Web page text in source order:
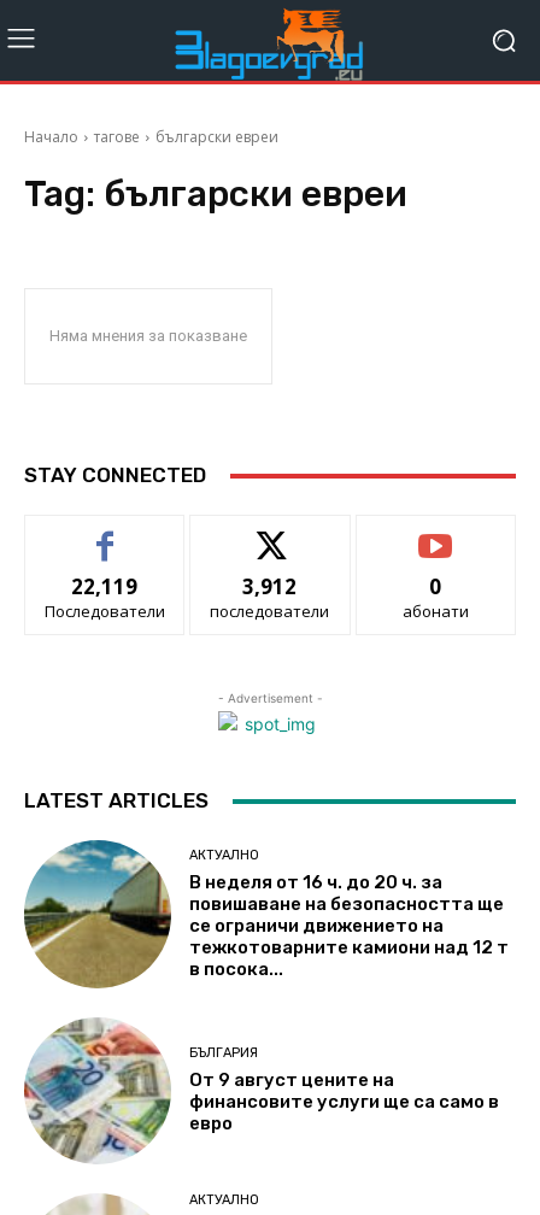
Начало тагове български евреи
Tag: български евреи
Няма мнения за показване
STAY CONNECTED
22,119
Последователи
3,912
последователи
0
абонати
- Advertisement -
LATEST ARTICLES
АКТУАЛНО
В неделя от 16 ч. до 20 ч. за
повишаване на безопасността ще
се ограничи движението на
тежкотоварните камиони над 12 т
в посока...
БЪЛГАРИЯ
От 9 август цените на
финансовите услуги ще са само в
евро
АКТУАЛНО